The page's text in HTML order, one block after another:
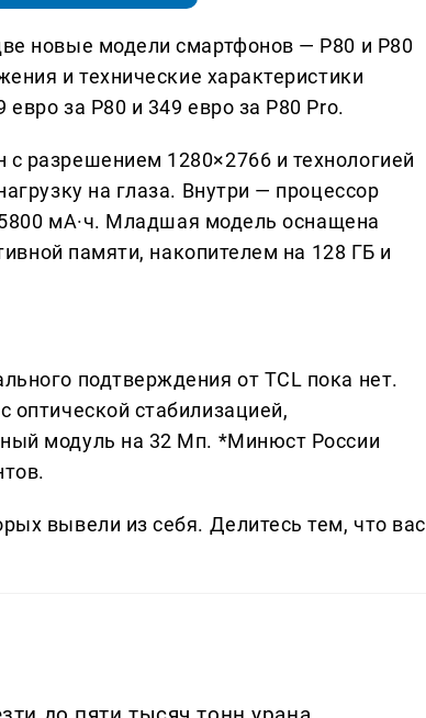
новые модели смартфонов — P80 и P80
и технические характеристики
за P80 и 349 евро за P80 Pro.
разрешением 1280×2766 и технологией
на глаза. Внутри — процессор
мА·ч. Младшая модель оснащена
памяти, накопителем на 128 ГБ и
подтверждения от TCL пока нет.
стабилизацией,
модуль на 32 Мп. *Минюст России
вывели из себя. Делитеcь тем, что вас